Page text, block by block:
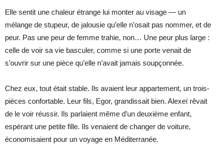
Elle sentit une chaleur étrange lui monter au visage — un
mélange de stupeur, de jalousie qu’elle n’osait pas nommer, et de
peur. Pas une peur de femme trahie, non… Une peur plus large :
celle de voir sa vie basculer, comme si une porte venait de
s’ouvrir sur une pièce qu’elle n’avait jamais soupçonnée.
Chez eux, tout était stable. Ils avaient leur appartement, un trois-
pièces confortable. Leur fils, Egor, grandissait bien. Alexeï rêvait
de le voir réussir. Ils parlaient même d’un deuxième enfant,
espérant une petite fille. Ils venaient de changer de voiture,
économisaient pour un voyage en Méditerranée.